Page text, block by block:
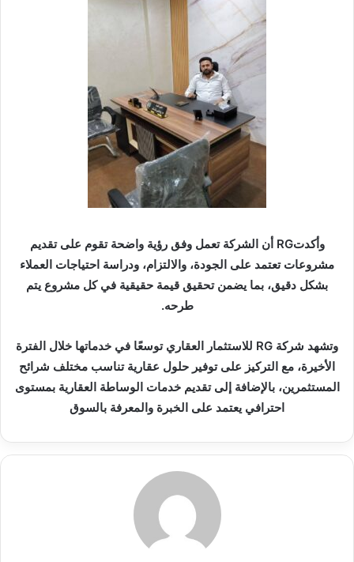
وأكدتRG أن الشركة تعمل وفق رؤية واضحة تقوم على تقديم
مشروعات تعتمد على الجودة، والالتزام، ودراسة احتياجات العملاء
بشكل دقيق، بما يضمن تحقيق قيمة حقيقية في كل مشروع يتم
طرحه.
وتشهد شركة RG للاستثمار العقاري توسعًا في خدماتها خلال الفترة
الأخيرة، مع التركيز على توفير حلول عقارية تناسب مختلف شرائح
المستثمرين، بالإضافة إلى تقديم خدمات الوساطة العقارية بمستوى
احترافي يعتمد على الخبرة والمعرفة بالسوق